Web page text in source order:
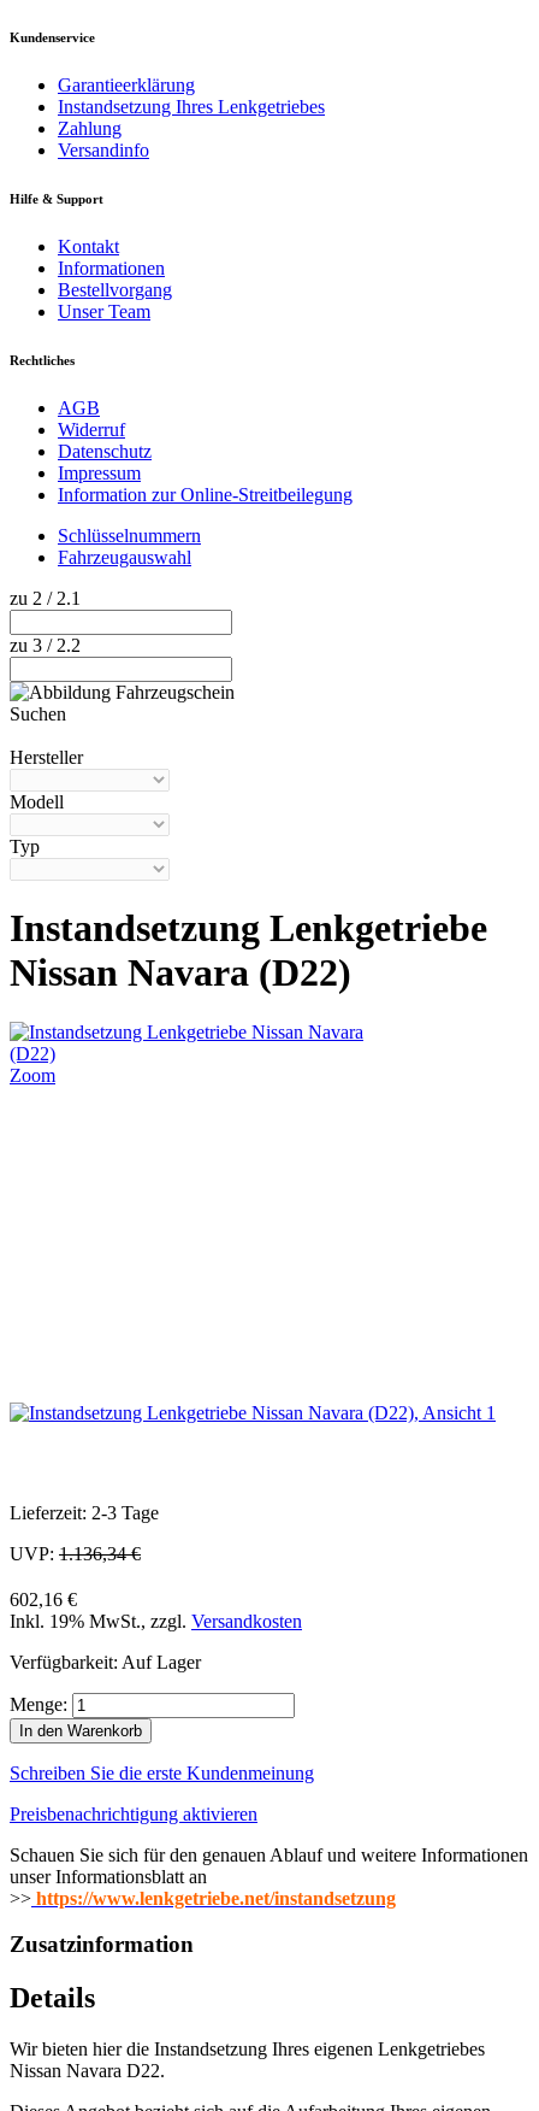
Kundenservice
Garantieerklärung
Instandsetzung Ihres Lenkgetriebes
Zahlung
Versandinfo
Hilfe & Support
Kontakt
Informationen
Bestellvorgang
Unser Team
Rechtliches
AGB
Widerruf
Datenschutz
Impressum
Information zur Online-Streitbeilegung
Schlüsselnummern
Fahrzeugauswahl
zu 2 / 2.1
zu 3 / 2.2
Suchen
Hersteller
Modell
Typ
Instandsetzung Lenkgetriebe
Nissan Navara (D22)
Zoom
Lieferzeit: 2-3 Tage
UVP: 1.136,34 €
602,16 €
Inkl. 19% MwSt., zzgl. Versandkosten
Verfügbarkeit: Auf Lager
Menge:
In den Warenkorb
Schreiben Sie die erste Kundenmeinung
Preisbenachrichtigung aktivieren
Schauen Sie sich für den genauen Ablauf und weitere Informationen
unser Informationsblatt an
>> https://www.lenkgetriebe.net/instandsetzung
Zusatzinformation
Details
Wir bieten hier die Instandsetzung Ihres eigenen Lenkgetriebes
Nissan Navara D22.